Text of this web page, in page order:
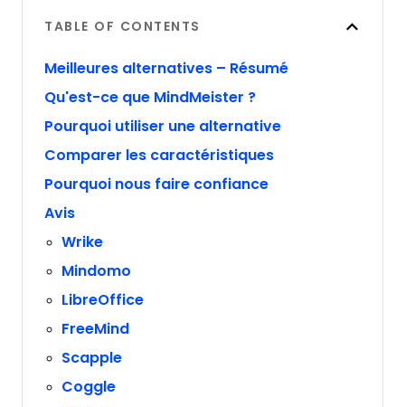
TABLE OF CONTENTS
Meilleures alternatives – Résumé
Qu'est-ce que MindMeister ?
Pourquoi utiliser une alternative
Comparer les caractéristiques
Pourquoi nous faire confiance
Avis
Wrike
Mindomo
LibreOffice
FreeMind
Scapple
Coggle